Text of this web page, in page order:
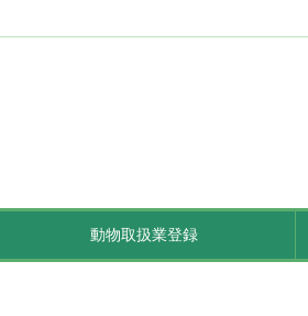
動物取扱業登録